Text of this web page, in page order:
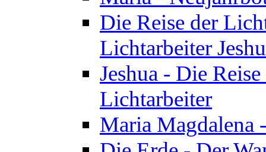
Die Reise der
Lichtarbeiter
Jeshua - Die
Lichtarbeiter
Maria Magdalena